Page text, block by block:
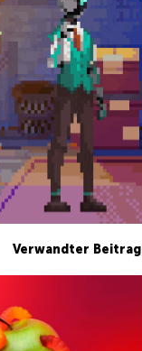
Verwandter Beitrag